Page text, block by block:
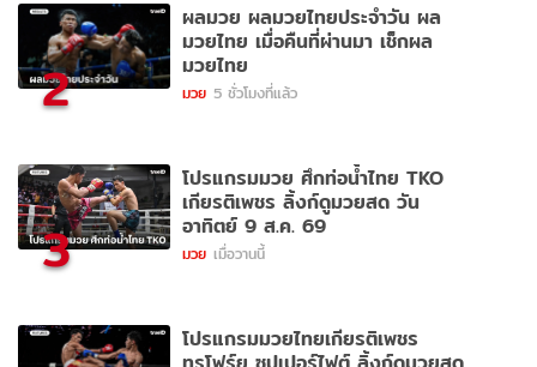
2
ผลมวย ผลมวยไทยประจำวัน ผล
มวยไทย เมื่อคืนที่ผ่านมา เช็กผล
มวยไทย
มวย 5 ชั่วโมงที่แล้ว
3
โปรแกรมมวย ศึกท่อน้ำไทย TKO
เกียรติเพชร ลิ้งก์ดูมวยสด วัน
อาทิตย์ 9 ส.ค. 69
มวย เมื่อวานนี้
โปรแกรมมวยไทยเกียรติเพชร